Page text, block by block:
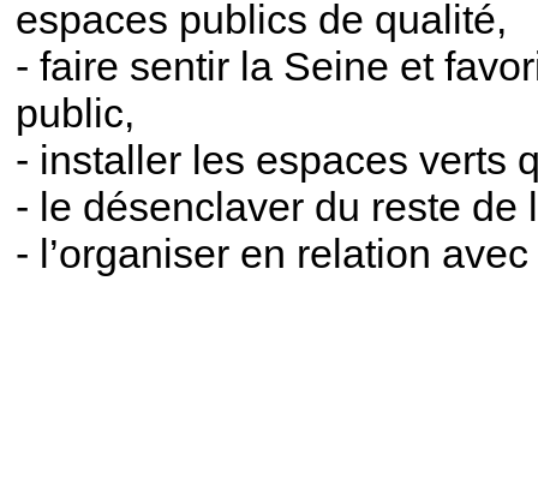
espaces publics de qualité,
- faire sentir la Seine et
public,
- installer les espaces verts
- le désenclaver du reste de
- l’organiser en relation